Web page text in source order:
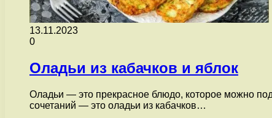
13.11.2023
0
Оладьи из кабачков и яблок
Оладьи — это прекрасное блюдо, которое можно
сочетаний — это оладьи из кабачков…